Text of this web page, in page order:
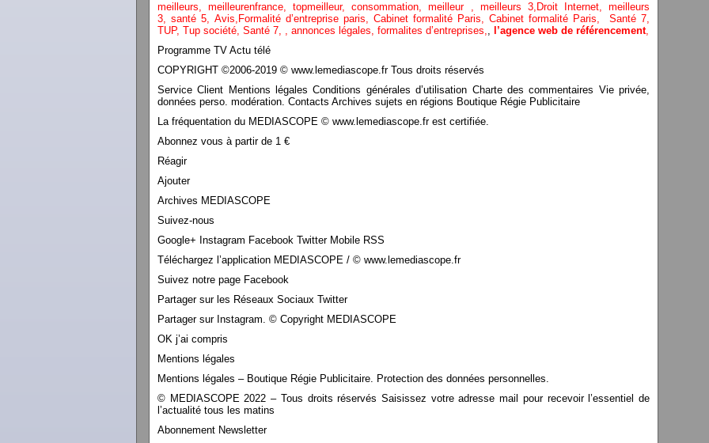
meilleurs,meilleurenfrance,topmeilleur,consommation, meilleur , meilleurs 3, Droit Internet,meilleurs
3, santé 5, Avis, Formalité d’entreprise paris, Cabinet formalité Paris, Cabinet formalité Paris,
Santé 7,
TUP, Tup société, Santé 7, , annonces légales, formalites d’entreprises,, l’agence web de référencement,
Programme TV Actu télé
COPYRIGHT ©2006-2019 © www.lemediascope.fr Tous droits réservés
Service Client Mentions légales Conditions générales d’utilisation Charte des commentaires Vie privée,
données perso. modération. Contacts Archives sujets en régions Boutique Régie Publicitaire
La fréquentation du MEDIASCOPE © www.lemediascope.fr est certifiée.
Abonnez vous à partir de 1 €
Réagir
Ajouter
Archives MEDIASCOPE
Suivez-nous
Google+ Instagram Facebook Twitter Mobile RSS
Téléchargez l’application MEDIASCOPE / © www.lemediascope.fr
Suivez notre page Facebook
Partager sur les Réseaux Sociaux Twitter
Partager sur Instagram. © Copyright MEDIASCOPE
OK j’ai compris
Mentions légales
Mentions légales – Boutique Régie Publicitaire. Protection des données personnelles.
© MEDIASCOPE 2022 – Tous droits réservés Saisissez votre adresse mail pour recevoir l’essentiel de
l’actualité tous les matins
Abonnement Newsletter